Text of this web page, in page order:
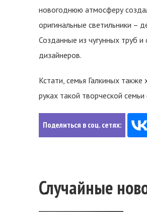
новогоднюю атмосферу
оригинальные светильники –
Созданные из чугунных труб
дизайнеров.
Кстати, семья Галкиных
руках такой творческой
Поделиться в соц. сетях:
Случайные